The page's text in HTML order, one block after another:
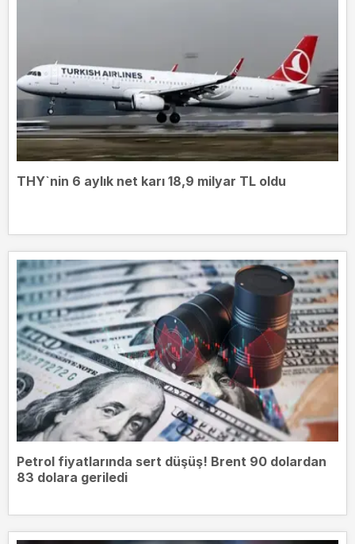
THY`nin 6 aylık net karı 18,9 milyar TL oldu
Petrol fiyatlarında sert düşüş! Brent 90 dolardan
83 dolara geriledi